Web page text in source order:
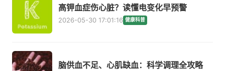
高钾血症伤心脏？读懂电变化早预警
2026-05-30 17:01:16 健康科普
脑供血不足、心肌缺血：科学调理全攻略